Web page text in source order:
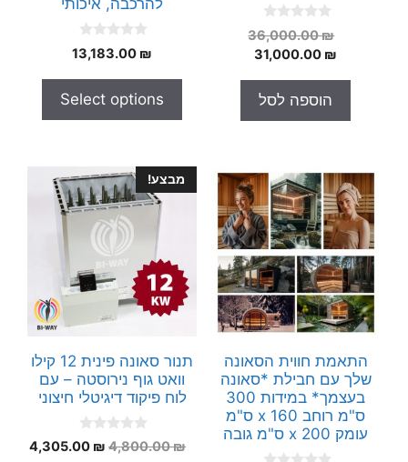
o
u
o
5
36,000.00₪
המחיר
31,000.00 ₪
המחיר
הוספה לסל
o
o
5
13,183.00 ₪
Select options
התאמת חווית הסאונה
שלך עם חבילת *סאונה
בעצמך* במידות 300
ס"מ רוחב x 160 ס"מ
עומק x 200 ס"מ גובה
מבצע!
תנור סאונה פינית 12 קילו
וואט גוף נירוסטה – עם
לוח פיקוד דיגיטלי חיצוני
0
o
4,800.00₪
המחיר
4,305.00 ₪